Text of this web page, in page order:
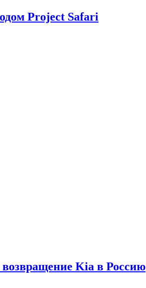
Project Safari
возвращение Kia в Россию